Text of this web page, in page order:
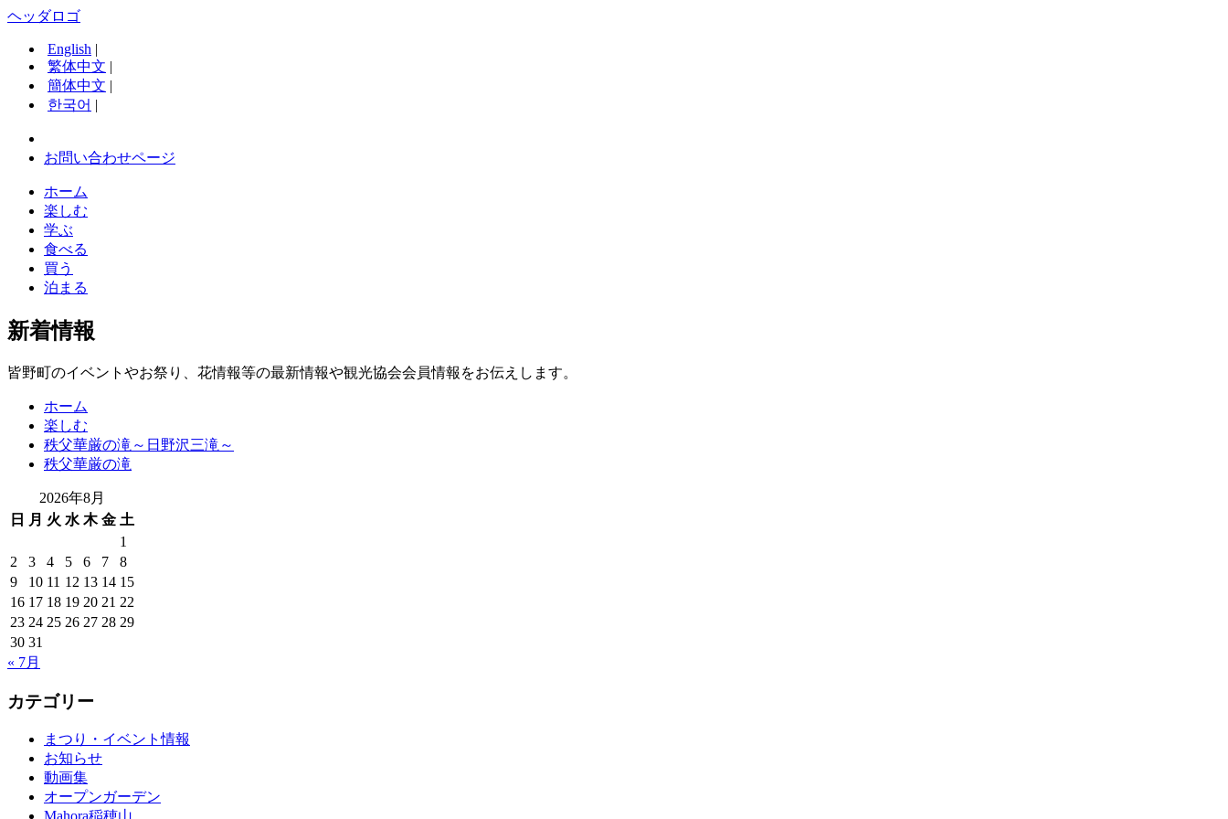
ヘッダロゴ
English |
繁体中文 |
簡体中文 |
한국어 |
お問い合わせページ
ホーム
楽しむ
学ぶ
食べる
買う
泊まる
新着情報
皆野町のイベントやお祭り、花情報等の最新情報や観光協会会員情報をお伝えします。
ホーム
楽しむ
秩父華厳の滝～日野沢三滝～
秩父華厳の滝
2026年8月
日
月 火 水 木 金 土
1
2
3 4 5 6 7
8
9
10 11 12 13 14 15
16 17 18 19 20 21 22
23 24 25 26 27 28 29
30 31
« 7月
カテゴリー
まつり・イベント情報
お知らせ
動画集
オープンガーデン